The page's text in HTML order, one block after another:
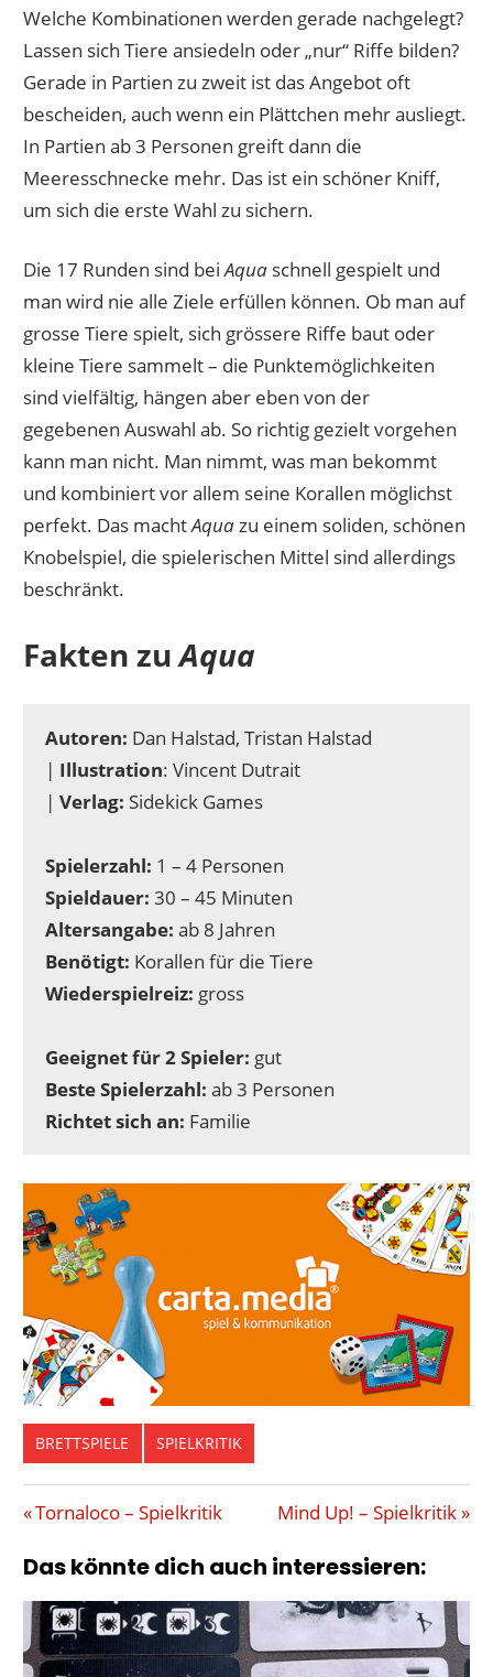
Welche Kombinationen werden gerade nachgelegt?
Lassen sich Tiere ansiedeln oder „nur“ Riffe bilden?
Gerade in Partien zu zweit ist das Angebot oft
bescheiden, auch wenn ein Plättchen mehr ausliegt.
In Partien ab 3 Personen greift dann die
Meeresschnecke mehr. Das ist ein schöner Kniff,
um sich die erste Wahl zu sichern.
Die 17 Runden sind beiAqua schnell gespielt und
man wird nie alle Ziele erfüllen können. Ob man auf
grosse Tiere spielt, sich grössere Riffe baut oder
kleine Tiere sammelt – die Punktemöglichkeiten
sind vielfältig, hängen aber eben von der
gegebenen Auswahl ab. So richtig gezielt vorgehen
kann man nicht. Man nimmt, was man bekommt
und kombiniert vor allem seine Korallen möglichst
perfekt. Das machtAquazu einem soliden, schönen
Knobelspiel, die spielerischen Mittel sind allerdings
beschränkt.
Fakten zuAqua
Autoren: Dan Halstad, Tristan Halstad
| Illustration: Vincent Dutrait
|Verlag: Sidekick Games
Spielerzahl: 1 – 4 Personen
Spieldauer: 30 – 45 Minuten
Altersangabe: ab 8 Jahren
Benötigt: Korallen für die Tiere
Wiederspielreiz: gross
Geeignet für 2 Spieler: gut
Beste Spielerzahl: ab 3 Personen
Richtet sich an: Familie
BRETTSPIELE SPIELKRITIK
LEGESPIEL
TIERE
Beitragsnavigation
Vorheriger
Tornaloco – Spielkritik
Nächster
Mind Up! – Spielkritik
Das könnte dich auch interessieren: